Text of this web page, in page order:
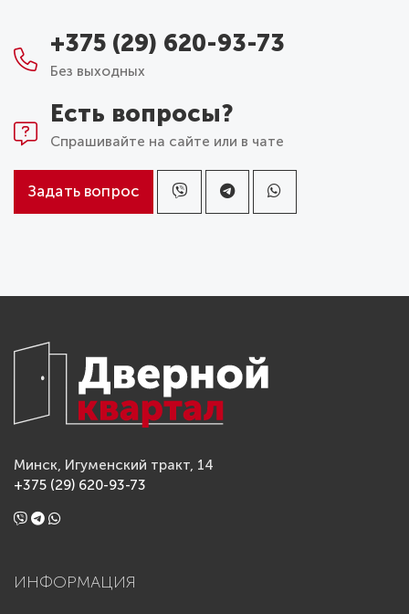
+375 (29) 620-93-73
Без выходных
Есть вопросы?
Спрашивайте на сайте или в чате
Задать вопрос
Минск, Игуменский тракт, 14
+375 (29) 620-93-73
ИНФОРМАЦИЯ